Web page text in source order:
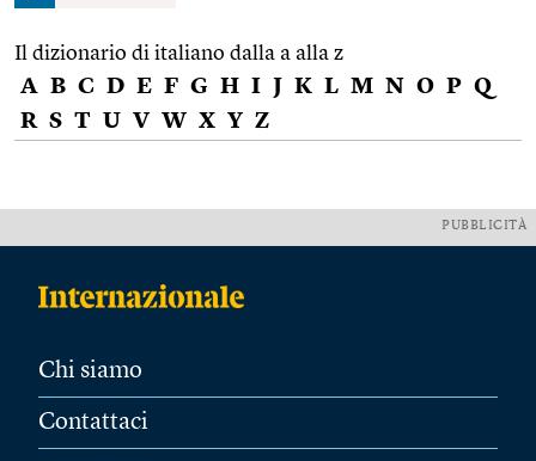
Il dizionario di italiano dalla a alla z
A B C D E F G H I J K L M N O P Q
R S T U V W X Y Z
PUBBLICITÀ
Chi siamo
Contattaci